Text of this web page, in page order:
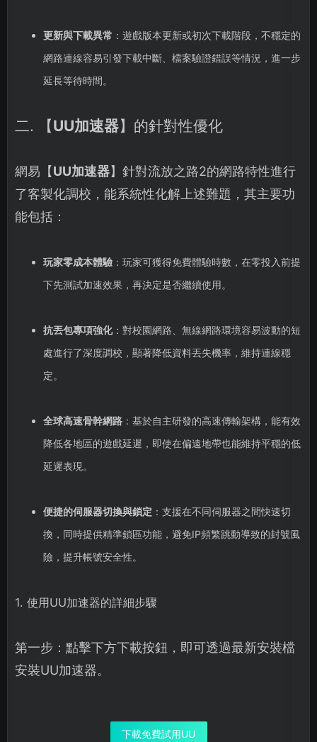
更新與下載異常 ：遊戲版本更新或初次下載階段，不穩定的
網路連線容易引發下載中斷、檔案驗證錯誤等情況，進一步
延長等待時間。
二. 【UU加速器】的針對性優化
網易【UU加速器】針對流放之路2的網路特性進行
了客製化調校，能系統性化解上述難題，其主要功
能包括：
玩家零成本體驗：玩家可獲得免費體驗時數，在零投入前提
下先測試加速效果，再決定是否繼續使用。
抗丟包專項強化：對校園網路、無線網路環境容易波動的短
處進行了深度調校，顯著降低資料丟失機率，維持連線穩
定。
全球高速骨幹網路：基於自主研發的高速傳輸架構，能有效
降低各地區的遊戲延遲，即使在偏遠地帶也能維持平穩的低
延遲表現。
便捷的伺服器切換與鎖定 ：支援在不同伺服器之間快速切
換，同時提供精準鎖區功能，避免IP頻繁跳動導致的封號風
險，提升帳號安全性。
1. 使用UU加速器的詳細步驟
第一步：點擊下方下載按鈕，即可透過最新安裝檔
安裝UU加速器。
下載免費試用UU